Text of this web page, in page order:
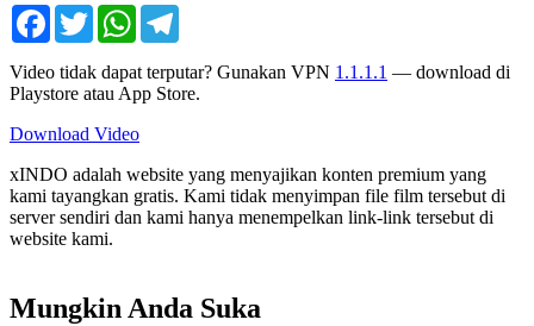
Facebook
TwitterWhatsApp
Video tidak dapat terputar? Gunakan VPN 1.1.1.1 — download di
Playstore atau App Store.
Download Video
xINDO adalah website yang menyajikan konten premium yang
kami tayangkan gratis. Kami tidak menyimpan file film tersebut di
server sendiri dan kami hanya menempelkan link-link tersebut di
website kami.
Mungkin Anda Suka